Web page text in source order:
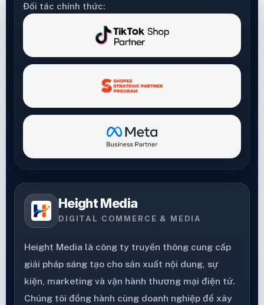
Đối tác chính thức:
Height Media
DIGITAL COMMERCE & MEDIA
Height Media là công ty truyền thông cung cấp
giải pháp sáng tạo cho sản xuất nội dung, sự
kiện, marketing và vận hành thương mại điện tử.
Chúng tôi đồng hành cùng doanh nghiệp để xây